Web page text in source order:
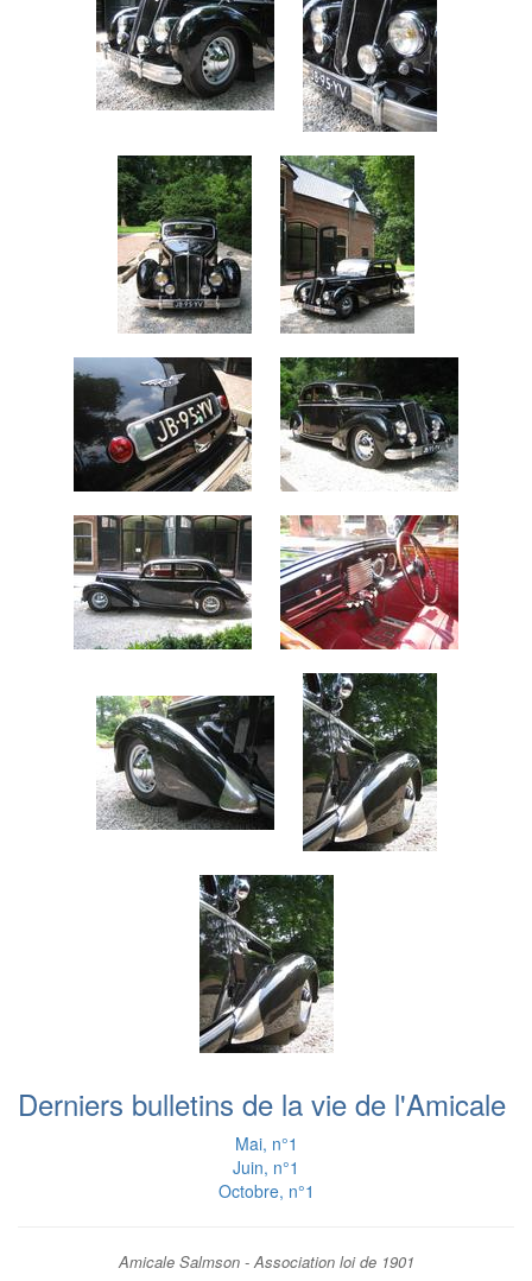
Derniers bulletins de la vie de l'Amicale
Mai, n°1
Juin, n°1
Octobre, n°1
Amicale Salmson - Association loi de 1901